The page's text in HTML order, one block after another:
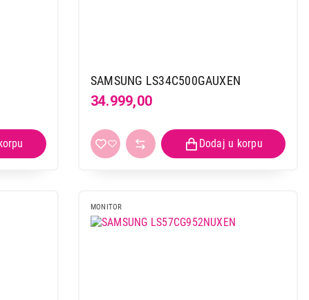
SAMSUNG LS34C500GAUXEN
34.999,00
MONITOR